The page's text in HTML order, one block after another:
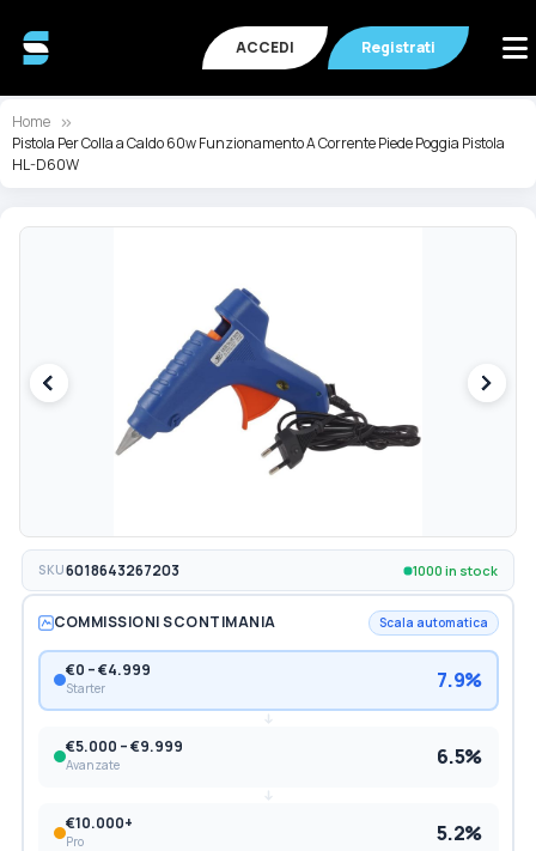
ACCEDI Registrati
Home
Pistola Per Colla a Caldo 60w Funzionamento A Corrente Piede Poggia Pistola
HL-D60W
Vai
immagini
Vai
SKU6018643267203 1000 in stock
COMMISSIONI SCONTIMANIA Scala automatica
€0 – €4.999
Starter 7.9%
€5.000 – €9.999
Avanzate 6.5%
€10.000+
Pro 5.2%